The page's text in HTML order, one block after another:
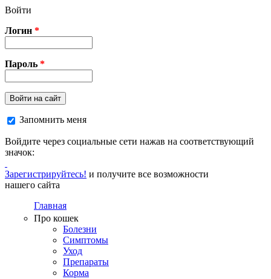
Перейти к основному содержанию
Войти
Логин *
Пароль *
Войти на сайт
Запомнить меня
Войдите через социальные сети нажав на соответствующий
значок:
Зарегистрируйтесь! и получите все возможности
нашего сайта
Главная
Про кошек
Болезни
Симптомы
Уход
Препараты
Корма